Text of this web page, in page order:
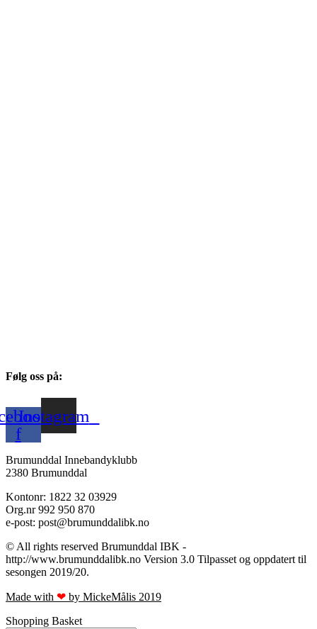
Følg oss på:
f
Instagram
Brumunddal Innebandyklubb
2380 Brumunddal
Kontonr: 1822 32 03929
Org.nr 992 950 870
e-post: post@brumunddalibk.no
© All rights reserved Brumunddal IBK -
http://www.brumunddalibk.no Version 3.0 Tilpasset og oppdatert til
sesongen 2019/20.
Made with ❤ by MickeMålis 2019​​
Shopping Basket